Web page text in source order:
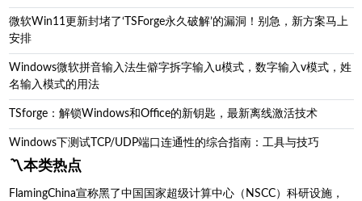
微软Win11更新封堵了‘TSForge永久破解’的漏洞！别急，新方案马上
安排
Windows微软拼音输入法生僻字拆字输入u模式，数字输入v模式，姓
名输入模式的用法
TSforge：解锁Windows和Office的新钥匙，最新离线激活技术
Windows下测试TCP/UDP端口连通性的综合指南：工具与技巧
〽️本类热点
FlamingChina宣称黑了中国国家超级计算中心（NSCC）科研设施，